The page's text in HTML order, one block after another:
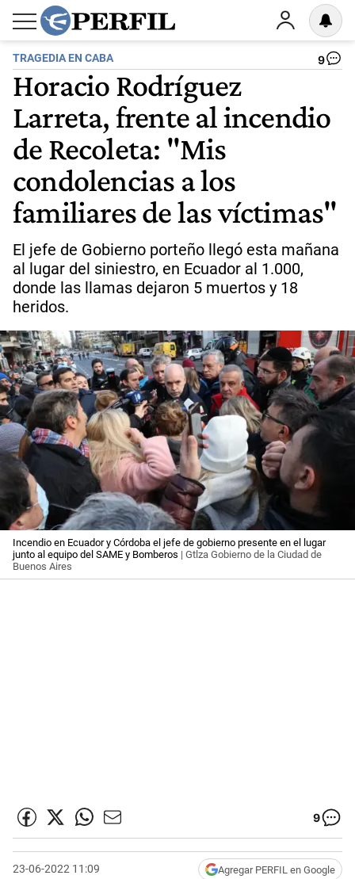
TRAGEDIA EN CABA 9
Horacio Rodríguez
Larreta, frente al incendio
de Recoleta: "Mis
condolencias a los
familiares de las víctimas"
El jefe de Gobierno porteño llegó esta mañana
al lugar del siniestro, en Ecuador al 1.000,
donde las llamas dejaron 5 muertos y 18
heridos.
Incendio en Ecuador y Córdoba el jefe de gobierno presente en el lugar
junto al equipo del SAME y Bomberos | Gtlza Gobierno de la Ciudad de
Buenos Aires
9
23-06-2022 11:09 Agregar PERFIL en Google